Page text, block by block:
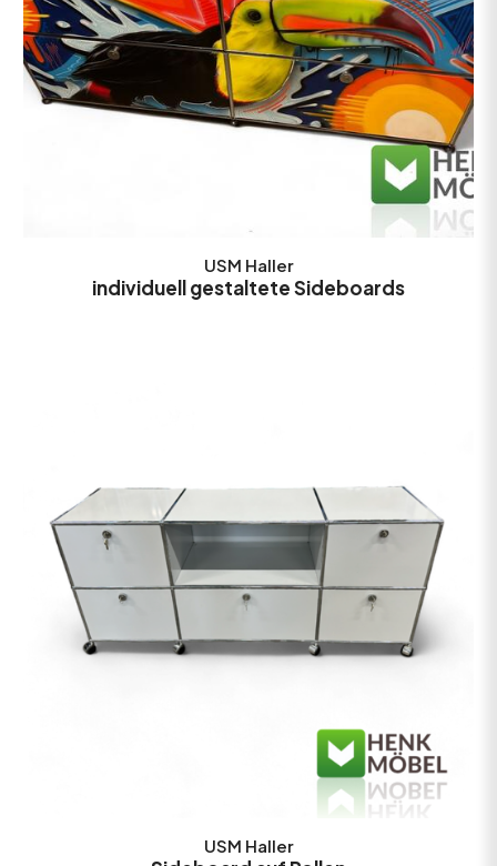
USM Haller
individuell gestaltete Sideboards
USM Haller